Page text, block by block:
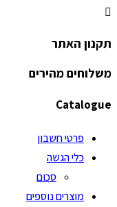
תקנון האתר
משלוחים מהירים
Catalogue
פרטי חשבון
כלי הגשה
סכום
מוצרים נוספים